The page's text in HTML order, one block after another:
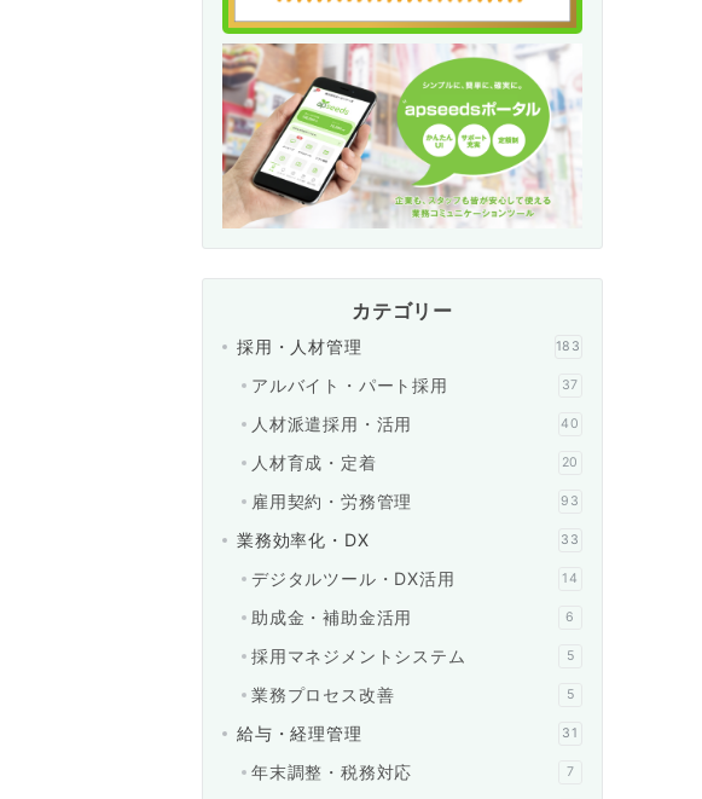
カテゴリー
採用・人材管理 183
アルバイト・パート採用 37
人材派遣採用・活用 40
人材育成・定着 20
雇用契約・労務管理 93
業務効率化・DX 33
デジタルツール・DX活用 14
助成金・補助金活用 6
採用マネジメントシステム 5
業務プロセス改善 5
給与・経理管理 31
年末調整・税務対応 7